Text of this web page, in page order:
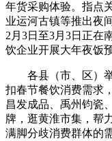
年货采购体验。指点
业运河古镇等推出夜
2月3日至3月3日正在
饮企业开展大年夜饭
各县（市、区）举
扣春节餐饮消费需求
昌发成品、禹州钧瓷
牌，逛黄淮市集，帮
满脚分歧消费群体的